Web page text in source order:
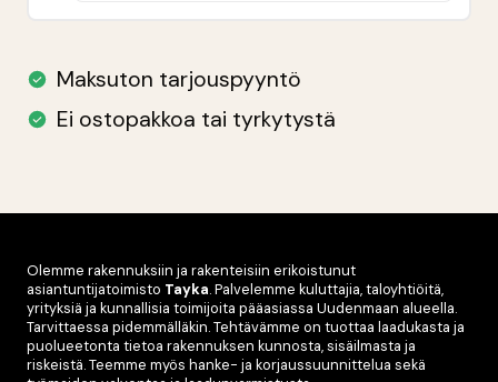
Olemme rakennuksiin ja rakenteisiin erikoistunut
asiantuntijatoimisto Tayka. Palvelemme kuluttajia, taloyhtiöitä,
yrityksiä ja kunnallisia toimijoita pääasiassa Uudenmaan alueella.
Tarvittaessa pidemmälläkin. Tehtävämme on tuottaa laadukasta ja
puolueetonta tietoa rakennuksen kunnosta, sisäilmasta ja
riskeistä. Teemme myös hanke- ja korjaussuunnittelua sekä